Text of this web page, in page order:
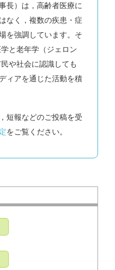
長）は，高齢者医療に
なく，複数の疾患・症
を強調しています。そ
と老年学（ジェロン
や社会に認識しても
ィアを通じた活動を積
短報などのご投稿を受
をご覧ください。